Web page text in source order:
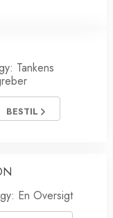
Tankens
BESTIL
En Oversigt